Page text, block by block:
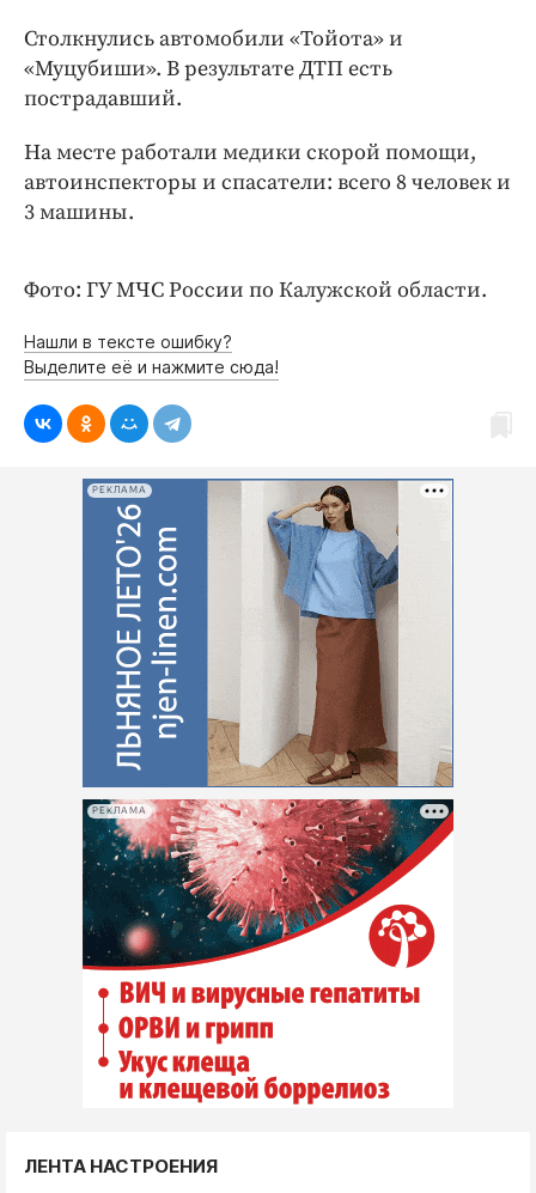
Издания
Медиаперсона
Клиника года
Бренд года
Столкнулись автомобили «Тойота» и
«Муцубиши». В результате ДТП есть
пострадавший.
На месте работали медики скорой помощи,
автоинспекторы и спасатели: всего 8 человек и
3 машины.
Фото: ГУ МЧС России по Калужской области.
Нашли в тексте ошибку?
Выделите её и нажмите сюда!
РЕКЛАМА
РЕКЛАМА
ЛЕНТА НАСТРОЕНИЯ